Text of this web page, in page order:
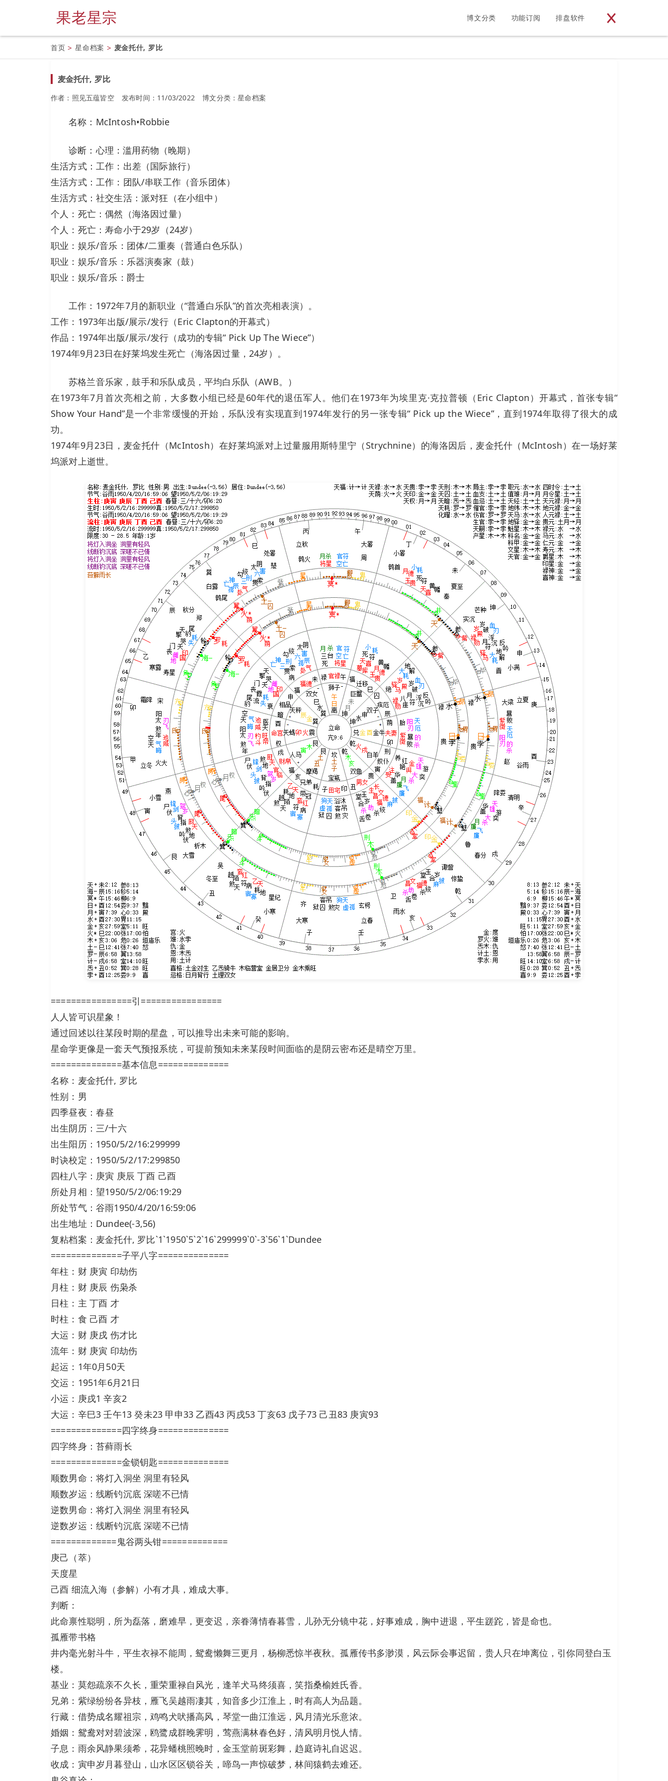
果老星宗 博文分类 功能订阅 排盘软件
首页 > 星命档案 > 麦金托什, 罗比
麦金托什, 罗比
作者：照见五蕴皆空 发布时间：11/03/2022 博文分类：星命档案
名称：McIntosh•Robbie
诊断：心理：滥用药物（晚期）
生活方式：工作：出差（国际旅行）
生活方式：工作：团队/串联工作（音乐团体）
生活方式：社交生活：派对狂（在小组中）
个人：死亡：偶然（海洛因过量）
个人：死亡：寿命小于29岁（24岁）
职业：娱乐/音乐：团体/二重奏（普通白色乐队）
职业：娱乐/音乐：乐器演奏家（鼓）
职业：娱乐/音乐：爵士
工作：1972年7月的新职业（“普通白乐队”的首次亮相表演）。
工作：1973年出版/展示/发行（Eric Clapton的开幕式）
作品：1974年出版/展示/发行（成功的专辑“ Pick Up The Wiece”）
1974年9月23日在好莱坞发生死亡（海洛因过量，24岁）。
苏格兰音乐家，鼓手和乐队成员，平均白乐队（AWB。）
在1973年7月首次亮相之前，大多数小组已经是60年代的退伍军人。他们在1973年为埃里克·克拉普顿（Eric Clapton）开幕式，首张专辑“
Show Your Hand”是一个非常缓慢的开始，乐队没有实现直到1974年发行的另一张专辑“ Pick up the Wiece”，直到1974年取得了很大的成
功。
1974年9月23日，麦金托什（McIntosh）在好莱坞派对上过量服用斯特里宁（Strychnine）的海洛因后，麦金托什（McIntosh）在一场好莱
坞派对上逝世。
================引================
人人皆可识星象！
通过回述以往某段时期的星盘，可以推导出未来可能的影响。
星命学更像是一套天气预报系统，可提前预知未来某段时间面临的是阴云密布还是晴空万里。
==============基本信息==============
名称：麦金托什, 罗比
性别：男
四季昼夜：春昼
出生阴历：三/十六
出生阳历：1950/5/2/16:299999
时诀校定：1950/5/2/17:299850
四柱八字：庚寅 庚辰 丁酉 己酉
所处月相：望1950/5/2/06:19:29
所处节气：谷雨1950/4/20/16:59:06
出生地址：Dundee(-3,56)
复粘档案：麦金托什, 罗比`1`1950`5`2`16`299999`0`-3`56`1`Dundee
==============子平八字==============
年柱：财 庚寅 印劫伤
月柱：财 庚辰 伤枭杀
日柱：主 丁酉 才
时柱：食 己酉 才
大运：财 庚戌 伤才比
流年：财 庚寅 印劫伤
起运：1年0月50天
交运：1951年6月21日
小运：庚戌1 辛亥2
大运：辛巳3 壬午13 癸未23 甲申33 乙酉43 丙戌53 丁亥63 戊子73 己丑83 庚寅93
==============四字终身==============
四字终身：苔藓雨长
==============金锁钥匙==============
顺数男命：将灯入洞坐 洞里有轻风
顺数岁运：线断钓沉底 深嗟不已情
逆数男命：将灯入洞坐 洞里有轻风
逆数岁运：线断钓沉底 深嗟不已情
=============鬼谷两头钳=============
庚己（萃）
天度星
己酉 细流入海（参解）小有才具，难成大事。
判断：
此命禀性聪明，所为磊落，磨难早，更变迟，亲眷薄情春暮雪，儿孙无分镜中花，好事难成，胸中进退，平生蹉跎，皆是命也。
孤雁带书格
井内毫光射斗牛，平生衣禄不能周，鸳鸯懒舞三更月，杨柳悉惊半夜秋。孤雁传书多渺漠，风云际会事迟留，贵人只在坤离位，引你同登白玉
楼。
基业：莫怨疏亲不久长，重荣重禄自风光，逢羊犬马终须喜，笑指桑榆姓氏香。
兄弟：紫绿纷纷各异枝，雁飞吴越雨凄其，知音多少江淮上，时有高人为品题。
行藏：借势成名耀祖宗，鸡鸣犬吠播高风，琴堂一曲江淮远，风月清光乐意浓。
婚姻：鸳鸯对对碧波深，鸥鹭成群晚霁明，莺燕满林春色好，清风明月悦人情。
子息：雨余风静果须希，花异蟠桃照晚时，金玉堂前斑彩舞，趋庭诗礼自迟迟。
收成：寅申岁月暮登山，山水区区锁谷关，啼鸟一声惊破梦，林间猿鹤去难还。